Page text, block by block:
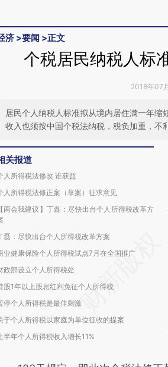
济 >要闻 >正文
个税居民纳税人标
2018年07
居民个人纳税人标准拟从境内居住满一年
收入也须按中国个税法纳税，税负加重，不
关报道
人所得税法修改 谁获益
人所得税法修正案（草案）征求意见
【两会我建议】丁磊：尽快出台个人所得税改革方
磊：尽快出台个人所得税改革方案
业健康保险个人所得税试点7月在全国推广
政部设立个人所得税处
股1年以上股息红利免征个人所得税
停个人所得税是最佳刺激
于个人所得税以家庭为单位征收的提案
半年个人所得税收入增长11%